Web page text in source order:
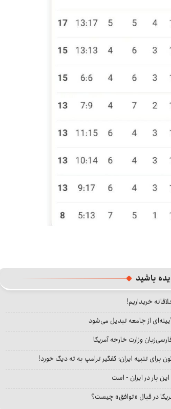
باشید
خریداریم!
از جامعه تبدیل می‌شود
وزارت خارجه آمریکا
برای تنبیه ایران؛ کفگیر ترامپ به ته دیگ خورد!
این بار در ایران - است
در قبال «توافق» چیست؟